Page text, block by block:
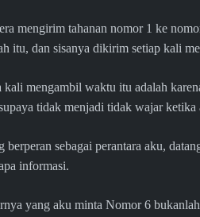
mengirim tahanan nomor 1 ke
itu, dan sisanya dikirim setiap kali
kali mengambil waktu itu adalah
tidak menjadi tidak wajar
berperan sebagai perantara aku,
informasi.
yang aku minta Nomor 6